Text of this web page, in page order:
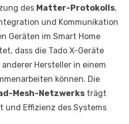
des Matter-Protokolls,
und Kommunikation
Geräten im Smart Home
dass die Tado X-Geräte
Hersteller in einem
können. Die
Mesh-Netzwerks trägt
Effizienz des Systems